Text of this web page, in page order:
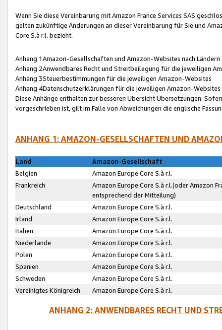
Wenn Sie diese Vereinbarung mit Amazon France Services SAS
gelten zukünftige Änderungen an dieser Vereinbarung für Sie und
Core S.à r.l. bezieht.
Anhang 1Amazon-Gesellschaften und Amazon-Websites nach Ländern
Anhang 2Anwendbares Recht und Streitbeilegung für die jeweiligen
Anhang 3Steuerbestimmungen für die jeweiligen Amazon-Websites
Anhang 4Datenschutzerklärungen für die jeweiligen Amazon-Websites
Diese Anhänge enthalten zur besseren Übersicht Übersetzungen.
vorgeschrieben ist, gilt im Falle von Abweichungen die englische
ANHANG 1: AMAZON-GESELLSCHAFTEN UND
Land
Amazon-Gesellschaft
Belgien
Amazon Europe Core S.à r.l.
Frankreich
Amazon Europe Core S.à r.l.(oder Amazon
entsprechend der Mitteilung)
Deutschland
Amazon Europe Core S.à r.l.
Irland
Amazon Europe Core S.à r.l.
Italien
Amazon Europe Core S.à r.l.
Niederlande
Amazon Europe Core S.à r.l.
Polen
Amazon Europe Core S.à r.l.
Spanien
Amazon Europe Core S.à r.l.
Schweden
Amazon Europe Core S.à r.l.
Vereinigtes Königreich
Amazon Europe Core S.à r.l.
ANHANG 2: ANWENDBARES RECHT UND